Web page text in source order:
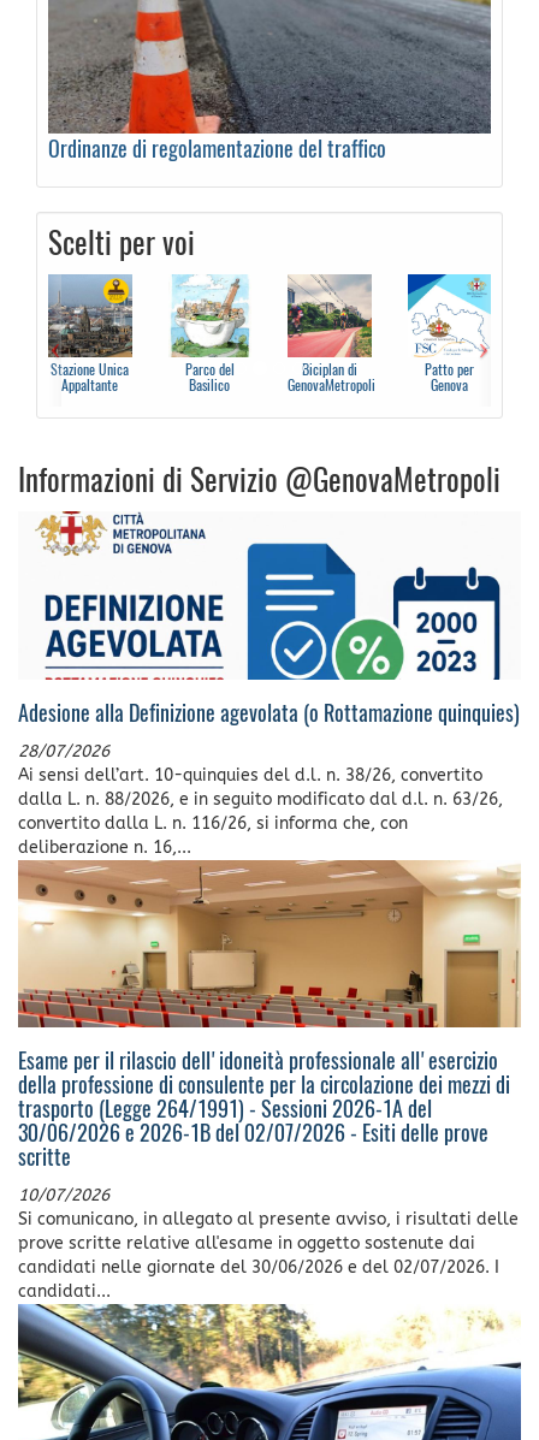
Ordinanze di regolamentazione del traffico
Scelti per voi
Stazione Unica
Appaltante
Parco del
Basilico
Biciplan di
GenovaMetropoli
Patto per
Genova
Precedente
Informazioni di Servizio @GenovaMetropoli
Adesione alla Definizione agevolata (o Rottamazione quinquies)
28/07/2026
Ai sensi dell’art. 10-quinquies del d.l. n. 38/26, convertito
dalla L. n. 88/2026, e in seguito modificato dal d.l. n. 63/26,
convertito dalla L. n. 116/26, si informa che, con
deliberazione n. 16,...
Esame per il rilascio dell'idoneità professionale all'esercizio
della professione di consulente per la circolazione dei mezzi di
trasporto (Legge 264/1991) - Sessioni 2026-1A del
30/06/2026 e 2026-1B del 02/07/2026 - Esiti delle prove
scritte
10/07/2026
Si comunicano, in allegato al presente avviso, i risultati delle
prove scritte relative all'esame in oggetto sostenute dai
candidati nelle giornate del 30/06/2026 e del 02/07/2026. I
candidati...